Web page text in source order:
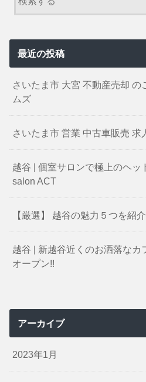
最近の投稿
さいたま市 大宮 不動産売却 の
ムズ
さいたま市 営業 中古車販売 求
越谷 | 個室サロンで極上のヘッ
salon ACT
【厳選】 越谷の魅力５つを紹
越谷 | 新越谷近くのお洒落なカ
オープン!!
アーカイブ
2023年1月